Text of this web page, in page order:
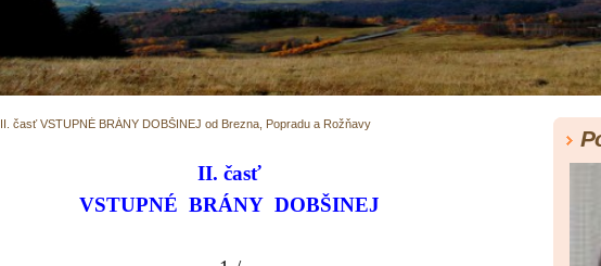
II. časť VSTUPNÉ BRÁNY DOBŠINEJ od Brezna, Popradu a Rožňavy
II. časť
VSTUPNÉ BRÁNY DOBŠINEJ